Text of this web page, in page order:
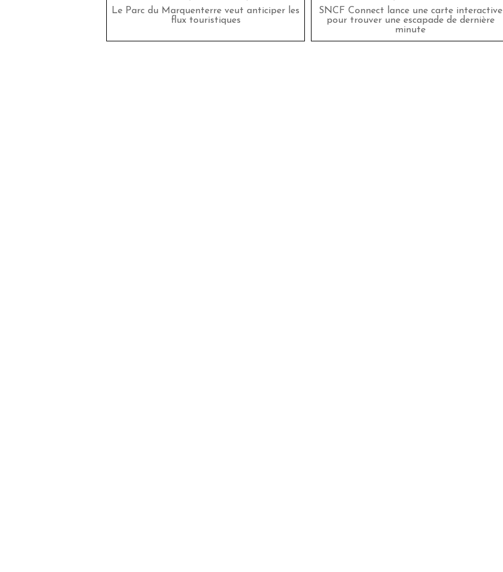
Le Parc du Marquenterre veut anticiper les
flux touristiques
SNCF Connect lance une carte interactive
pour trouver une escapade de dernière
minute